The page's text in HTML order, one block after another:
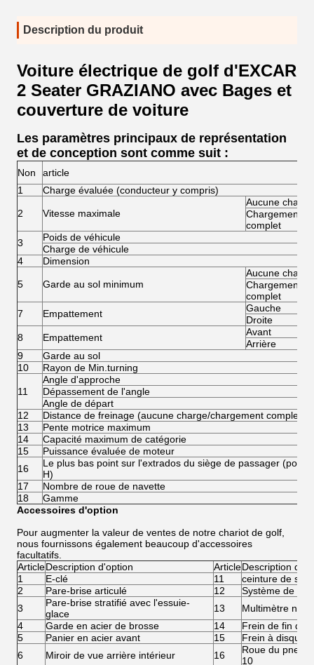
Description du produit
Voiture électrique de golf d'EXCAR
2 Seater GRAZIANO avec Bages et
couverture de voiture
Les paramètres principaux de représentation
et de conception sont comme suit :
Non
article
1
Charge évaluée (conducteur y compris)
2 Vitesse maximale
Aucune charge
Chargement
complet
3
Poids de véhicule
Charge de véhicule
4
Dimension
5 Garde au sol minimum
Aucune charge
Chargement
complet
7
Empattement
Gauche
Droite
8
Empattement
Avant
Arrière
9
Garde au sol
10
Rayon de Min.turning
11
Angle d'approche
Dépassement de l'angle
Angle de départ
12
Distance de freinage (aucune charge/chargement complet)
13
Pente motrice maximum
14
Capacité maximum de catégorie
15
Puissance évaluée de moteur
16
Le plus bas point sur l'extrados du siège de passager (point
H)
17
Nombre de roue de navette
18
Gamme
Accessoires d'option
Pour augmenter la valeur de ventes de notre chariot de golf,
nous fournissons également beaucoup d'accessoires
facultatifs.
ArticleDescription d'option ArticleDescription
1
E-clé 11
ceinture de
2
Pare-brise articulé 12
Système de
3
Pare-brise stratifié avec l'essuie-
glace
13
Multimètre
4
Garde en acier de brosse 14
Frein de fin de
5
Panier en acier avant 15
Frein à disque
6
Miroir de vue arrière intérieur 16
Roue du pneu
10